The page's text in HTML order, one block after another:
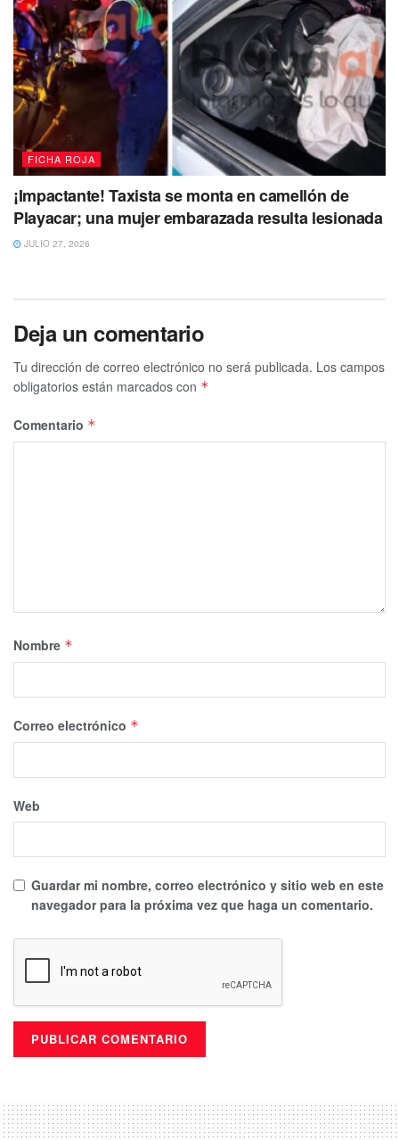
FICHA ROJA
¡Impactante! Taxista se monta en camellón de
Playacar; una mujer embarazada resulta lesionada
JULIO 27, 2026
Deja un comentario
Tu dirección de correo electrónico no será publicada. Los campos
obligatorios están marcados con *
Comentario *
Nombre *
Correo electrónico *
Web
Guardar mi nombre, correo electrónico y sitio web en este
navegador para la próxima vez que haga un comentario.